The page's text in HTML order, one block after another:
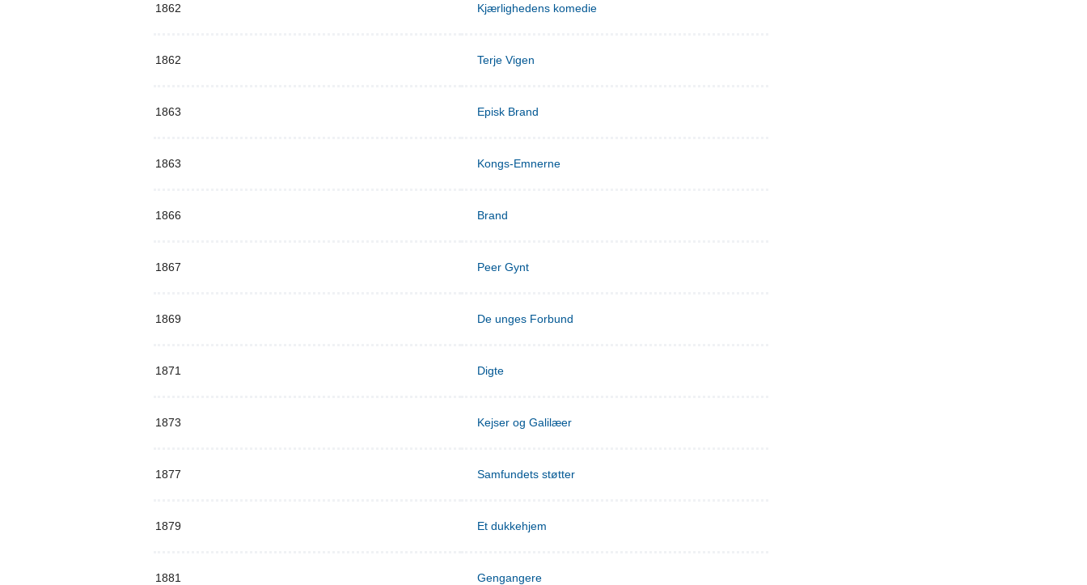
1862 Kjærlighedens komedie
1862 Terje Vigen
1863 Episk Brand
1863 Kongs-Emnerne
1866 Brand
1867 Peer Gynt
1869 De unges Forbund
1871 Digte
1873 Kejser og Galilæer
1877 Samfundets støtter
1879 Et dukkehjem
1881 Gengangere